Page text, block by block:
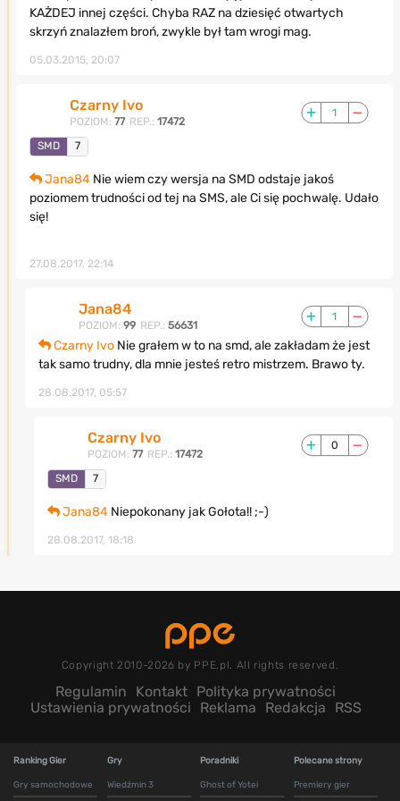
KAŻDEJ innej części. Chyba RAZ na dziesięć otwartych
skrzyń znalazłem broń, zwykle był tam wrogi mag.
05.03.2015, 20:07
Czarny Ivo
POZIOM: 77 REP.: 17472
1
SMD 7
Jana84 Nie wiem czy wersja na SMD odstaje jakoś
poziomem trudności od tej na SMS, ale Ci się pochwalę. Udało
się!
27.08.2017, 22:14
Jana84
POZIOM: 99 REP.: 56631
1
Czarny Ivo Nie grałem w to na smd, ale zakładam że jest
tak samo trudny, dla mnie jesteś retro mistrzem. Brawo ty.
28.08.2017, 05:57
Czarny Ivo
POZIOM: 77 REP.: 17472
0
SMD 7
Jana84Niepokonany jak Gołota!! ;-)
28.08.2017, 18:18
Copyright 2010-2026 by PPE.pl. All rights reserved.
Regulamin Kontakt Polityka prywatności
Ustawienia prywatności
Reklama Redakcja RSS
Ranking Gier
Gry samochodowe
Gry
Wiedźmin 3
Poradniki
Ghost of Yotei
Polecane strony
Premiery gier